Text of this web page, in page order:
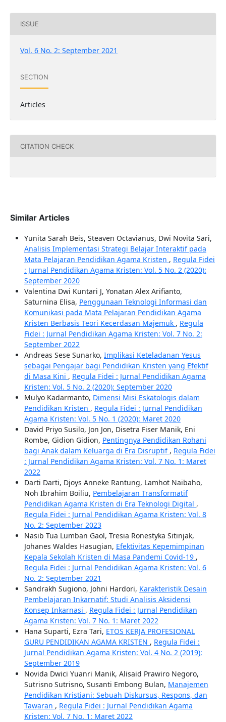
ISSUE
Vol. 6 No. 2: September 2021
SECTION
Articles
CITATION CHECK
Similar Articles
Yunita Sarah Beis, Steaven Octavianus, Dwi Novita Sari,
Analisis Implementasi Strategi Belajar Interaktif pada
Mata Pelajaran Pendidikan Agama Kristen , Regula Fidei
: Jurnal Pendidikan Agama Kristen: Vol. 5 No. 2 (2020):
September 2020
Valentina Dwi Kuntari J, Yonatan Alex Arifianto,
Saturnina Elisa, Penggunaan Teknologi Informasi dan
Komunikasi pada Mata Pelajaran Pendidikan Agama
Kristen Berbasis Teori Kecerdasan Majemuk , Regula
Fidei : Jurnal Pendidikan Agama Kristen: Vol. 7 No. 2:
September 2022
Andreas Sese Sunarko, Implikasi Keteladanan Yesus
sebagai Pengajar bagi Pendidikan Kristen yang Efektif
di Masa Kini , Regula Fidei : Jurnal Pendidikan Agama
Kristen: Vol. 5 No. 2 (2020): September 2020
Mulyo Kadarmanto, Dimensi Misi Eskatologis dalam
Pendidikan Kristen , Regula Fidei : Jurnal Pendidikan
Agama Kristen: Vol. 5 No. 1 (2020): Maret 2020
David Priyo Susilo, Jon Jon, Disetra Fiser Manik, Eni
Rombe, Gidion Gidion, Pentingnya Pendidikan Rohani
bagi Anak dalam Keluarga di Era Disruptif , Regula Fidei
: Jurnal Pendidikan Agama Kristen: Vol. 7 No. 1: Maret
2022
Darti Darti, Djoys Anneke Rantung, Lamhot Naibaho,
Noh Ibrahim Boiliu, Pembelajaran Transformatif
Pendidikan Agama Kristen di Era Teknologi Digital ,
Regula Fidei : Jurnal Pendidikan Agama Kristen: Vol. 8
No. 2: September 2023
Nasib Tua Lumban Gaol, Tresia Ronestyka Sitinjak,
Johanes Waldes Hasugian, Efektivitas Kepemimpinan
Kepala Sekolah Kristen di Masa Pandemi Covid-19 ,
Regula Fidei : Jurnal Pendidikan Agama Kristen: Vol. 6
No. 2: September 2021
Sandrakh Sugiono, Johni Hardori, Karakteristik Desain
Pembelajaran Inkarnatif: Studi Analisis Aksidensi
Konsep Inkarnasi , Regula Fidei : Jurnal Pendidikan
Agama Kristen: Vol. 7 No. 1: Maret 2022
Hana Suparti, Ezra Tari, ETOS KERJA PROFESIONAL
GURU PENDIDIKAN AGAMA KRISTEN , Regula Fidei :
Jurnal Pendidikan Agama Kristen: Vol. 4 No. 2 (2019):
September 2019
Novida Dwici Yuanri Manik, Alisaid Prawiro Negoro,
Sutrisno Sutrisno, Susanti Embong Bulan, Manajemen
Pendidikan Kristiani: Sebuah Diskursus, Respons, dan
Tawaran , Regula Fidei : Jurnal Pendidikan Agama
Kristen: Vol. 7 No. 1: Maret 2022